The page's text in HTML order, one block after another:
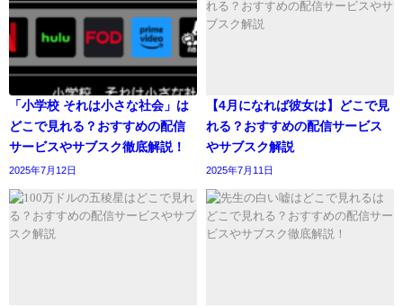
「小学校 それは小さな社会」は
どこで見れる？おすすめの配信
サービスやサブスク徹底解説！
2025年7月12日
【4月になれば彼女は】どこで見
れる？おすすめの配信サービス
やサブスク解説
2025年7月11日